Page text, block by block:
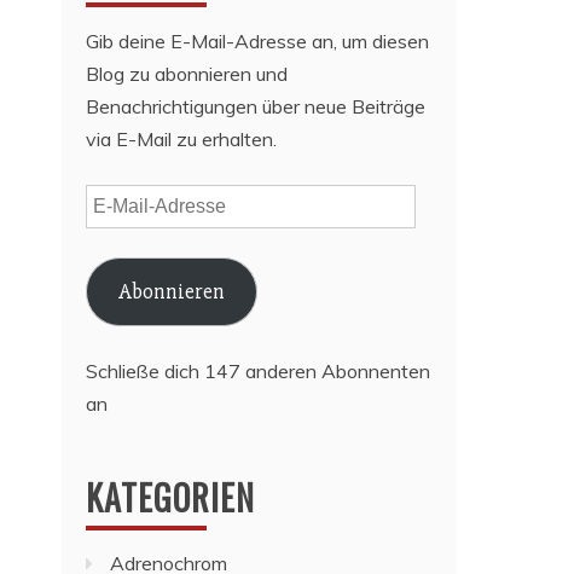
Gib deine E-Mail-Adresse an, um diesen
Blog zu abonnieren und
Benachrichtigungen über neue Beiträge
via E-Mail zu erhalten.
E-
Mail-
Adresse
Abonnieren
Schließe dich 147 anderen Abonnenten
an
KATEGORIEN
Adrenochrom